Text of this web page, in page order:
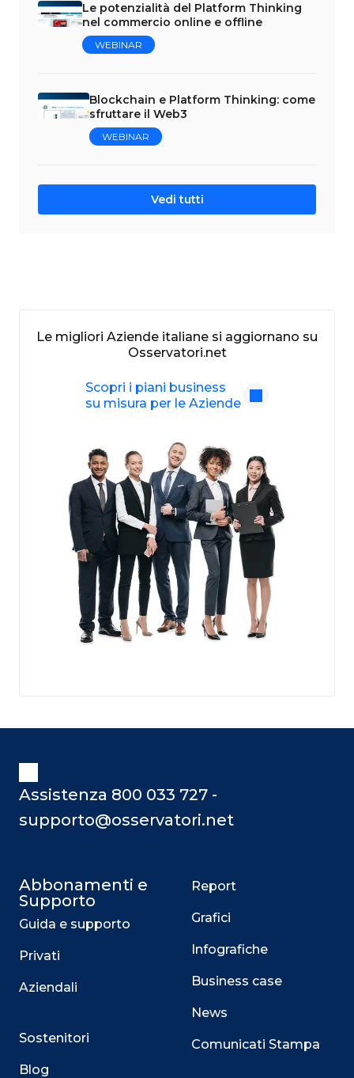
Le potenzialità del Platform Thinking
nel commercio online e offline
WEBINAR
Blockchain e Platform Thinking: come
sfruttare il Web3
WEBINAR
Vedi tutti
Le migliori Aziende italiane si aggiornano su
Osservatori.net
Scopri i piani business
su misura per le Aziende
Assistenza 800 033 727 -
supporto@osservatori.net
Abbonamenti e
Supporto
Guida e supporto
Privati
Aziendali
Sostenitori
Blog
Report
Grafici
Infografiche
Business case
News
Comunicati Stampa